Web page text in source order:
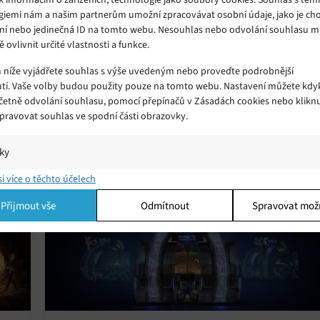
nám a našim partnerům umožní zpracovávat osobní údaje, jako je
nebo jedinečná ID na tomto webu. Nesouhlas nebo odvolání souhlasu
ovlivnit určité vlastnosti a funkce.
vyjádřete souhlas s výše uvedeným nebo proveďte podrobnější
Vaše volby budou použity pouze na tomto webu. Nastavení můžete
odvolání souhlasu, pomocí přepínačů v Zásadách cookies nebo
souhlas ve spodní části obrazovky.
a/nebo přístup k informacím v zařízení, Porozumění publiku
kombinací údajů z různých zdrojů.
a/nebo přístup k informacím v zařízení, Použití omezených údajů k výběru
Vytváření profilů pro personalizovanou reklamu, Používání profilů k výběru
reklamy, Vytváření profilů pro personalizovaný obsah, Používání
výběr personalizovaného obsahu, Použití omezených údajů k výběru
více o těchto účelech
Přijmout vše Odmítnout Spravovat
ruku pro děti s tematikou Halo
Pátek 21. 12. 2018 Redakce
Dnešní doba přeje funkčnímu designu a to co se dříve
mohlo jevit jako problém se může stát ozdobou.